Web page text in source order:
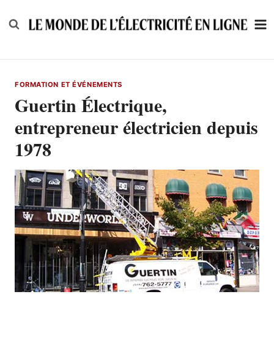
to
FORMATION ET ÉVÉNEMENTS
Guertin Électrique,
entrepreneur électricien depuis
1978